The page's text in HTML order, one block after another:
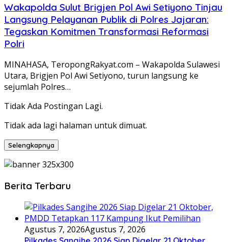
Wakapolda Sulut Brigjen Pol Awi Setiyono Tinjau
Langsung Pelayanan Publik di Polres Jajaran:
Tegaskan Komitmen Transformasi Reformasi
Polri
MINAHASA, TeropongRakyat.com – Wakapolda Sulawesi
Utara, Brigjen Pol Awi Setiyono, turun langsung ke
sejumlah Polres…
Tidak Ada Postingan Lagi.
Tidak ada lagi halaman untuk dimuat.
Selengkapnya
Berita Terbaru
Agustus 7, 2026Agustus 7, 2026